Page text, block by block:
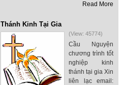
Read More
Thánh Kinh Tại Gia
(View: 45774)
Cầu Nguyện
chương trình tốt
nghiệp kinh
thánh tại gia Xin
liên lạc email: